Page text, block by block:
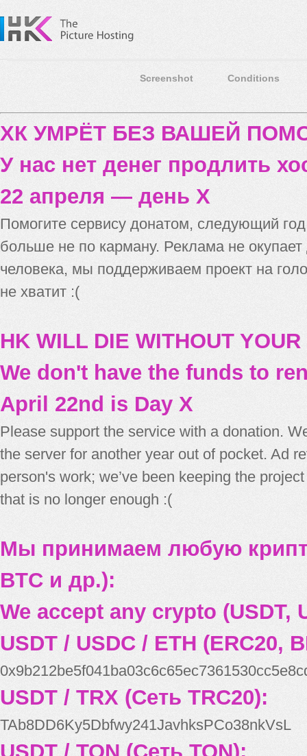
Screenshot Conditions
ХК УМРЁТ БЕЗ ВАШЕЙ
У нас нет денег продлить
22 апреля — день X
Помогите сервису донатом, следующий
больше не по карману. Реклама не
человека, мы поддерживаем проект на
не хватит :(
HK WILL DIE WITHOUT
We don't have the funds to
April 22nd is Day X
Please support the service with a donation.
the server for another year out of pocket. Ad
person's work; we’ve been keeping the
that is no longer enough :(
Мы принимаем любую
BTC и др.):
We accept any crypto (USDT,
USDT / USDC / ETH (ERC20,
USDT / TRX (Сеть TRC20):
TAb8DD6Ky5Dbfwy241JavhksPCo38nkVsL